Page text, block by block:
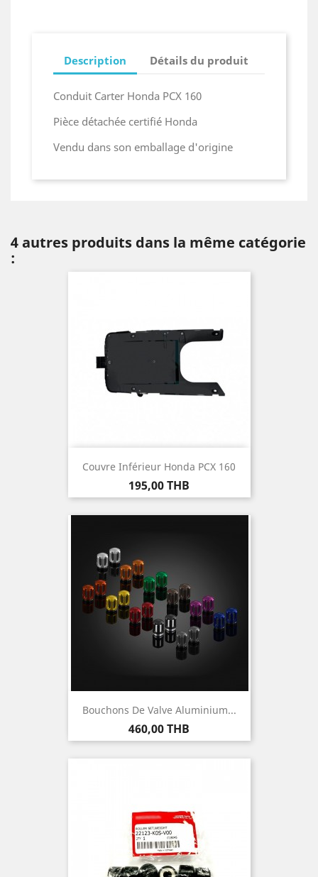
Description Détails du produit
Conduit Carter Honda PCX 160
Pièce détachée certifié Honda
Vendu dans son emballage d'origine
4 autres produits dans la même catégorie
:
Couvre Inférieur Honda PCX 160
Prix
195,00 THB
Bouchons De Valve Aluminium...
Prix
460,00 THB